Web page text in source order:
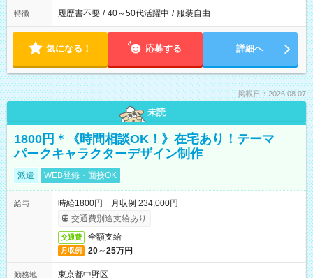
特徴 履歴書不要 / 40～50代活躍中 / 服装自由
気になる！ 応募する 詳細へ
掲載日：2026.08.07
未読
1800円＊《時間相談OK！》在宅あり！テーマ
パークキャラクターデザイン制作
派遣 WEB登録・面接OK
給与
時給1800円 月収例 234,000円
交通費別途支給あり
交通費 全額支給
月収例 20～25万円
勤務地
東京都中野区